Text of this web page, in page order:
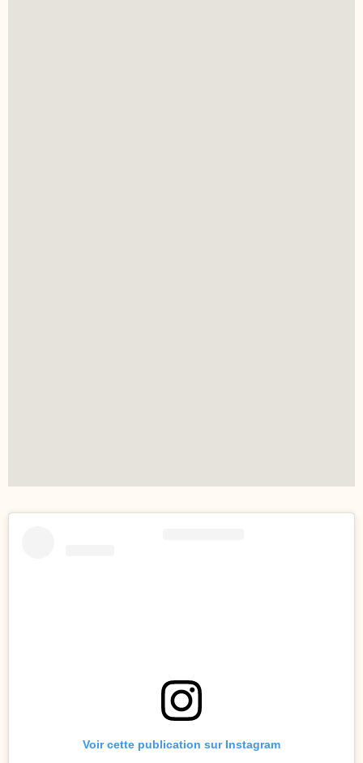
Voir cette publication sur Instagram